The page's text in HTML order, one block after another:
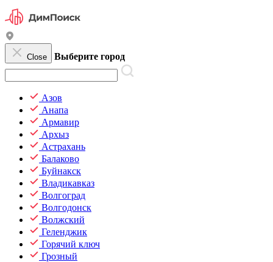
Close Выберите город
Азов
Анапа
Армавир
Архыз
Астрахань
Балаково
Буйнакск
Владикавказ
Волгоград
Волгодонск
Волжский
Геленджик
Горячий ключ
Грозный